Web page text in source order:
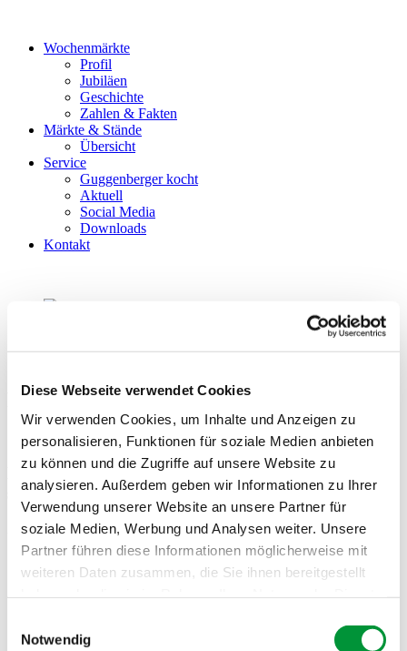
Diese Webseite verwendet Cookies
Wir verwenden Cookies, um Inhalte und Anzeigen zu
personalisieren, Funktionen für soziale Medien anbieten
zu können und die Zugriffe auf unsere Website zu
analysieren. Außerdem geben wir Informationen zu Ihrer
Verwendung unserer Website an unsere Partner für
soziale Medien, Werbung und Analysen weiter. Unsere
Partner führen diese Informationen möglicherweise mit
weiteren Daten zusammen, die Sie ihnen bereitgestellt
Notwendig
Wochenmärkte
Profil
Jubiläen
Geschichte
Zahlen & Fakten
Märkte & Stände
Übersicht
Service
Guggenberger kocht
Aktuell
Social Media
Downloads
Kontakt
Guggenberger kocht
Rezept März 2020
Bärlauch-Käse-Knödel mit einem süß-sauren-
scharfen Gurkensalat
Zutaten für 4 Personen:
250 Gramm Weißbrotwürfel oder Knödelbrot
250 ml lauwarme Milch
5 große Eier